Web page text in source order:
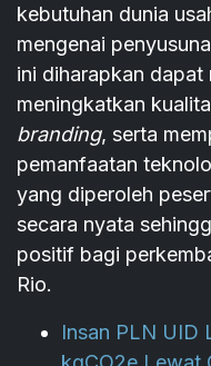
kebutuhan dunia
mengenai
ini diharapkan
meningkatkan
branding, serta
pemanfaatan
yang diperoleh
secara nyata
positif bagi
Rio.
Insan PLN UID